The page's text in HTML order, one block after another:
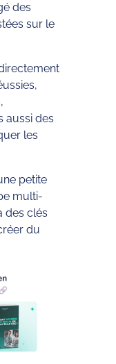
des
sur le
aussi des
les
petite
multi-
des clés
du